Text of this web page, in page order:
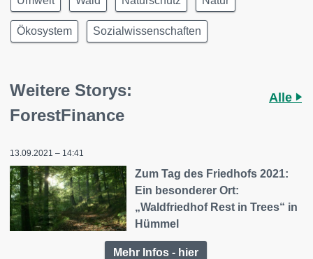
Ökosystem Sozialwissenschaften
Weitere Storys:
ForestFinance
Alle
13.09.2021 – 14:41
Zum Tag des Friedhofs 2021:
Ein besonderer Ort:
„Waldfriedhof Rest in Trees“ in
Hümmel
Mehr Infos - hier